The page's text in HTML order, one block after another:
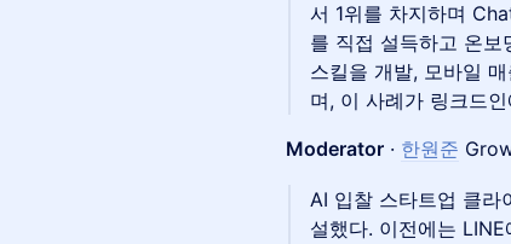
서 1위를 차지하며
를 직접 설득하고 온보
스킬을 개발, 모바일
며, 이 사례가 링크드
Moderator · 한원준
AI 입찰 스타트업 클
설했다. 이전에는